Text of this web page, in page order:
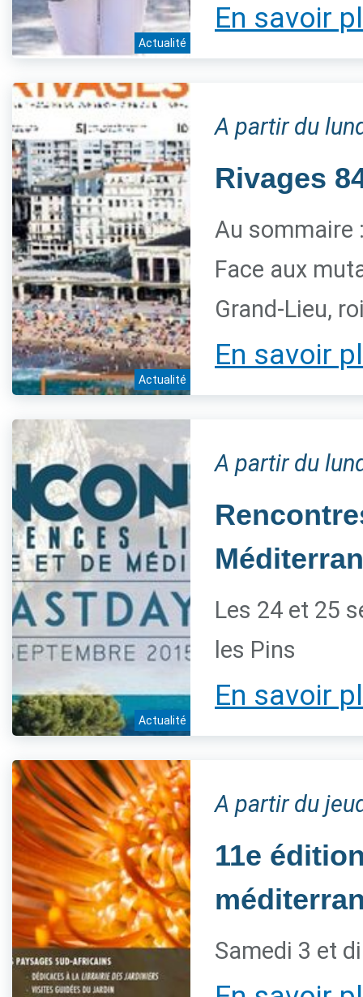
Actualité
En savoir
Actualité
A partir du
Rivages
Au sommaire
Face aux
Grand-Lieu,
En savoir
Actualité
A partir du
Les 24 et 25
les Pins
En savoir
A partir du
11e
Samedi 3 et